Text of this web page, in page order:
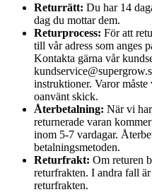
Returrätt: Du har 14
dag du mottar dem.
Returprocess: För att
till vår adress som anges
Kontakta gärna vår
instruktioner. Varor
oanvänt skick.
Återbetalning: När vi
returnerade varan
inom 5-7 vardagar.
betalningsmetoden.
Returfrakt: Om returen
returfrakten. I andra fall
returfrakten.